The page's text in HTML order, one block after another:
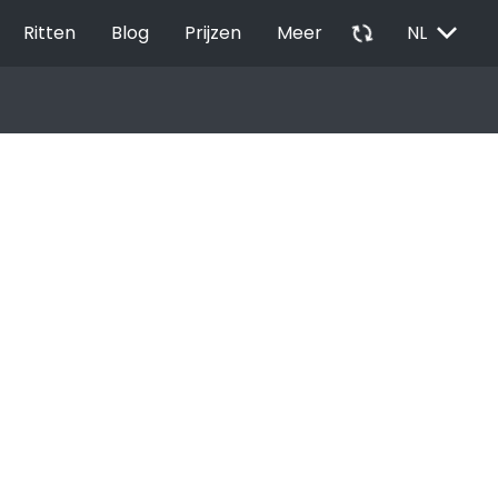
Ritten Blog Prijzen Meer autorenew NL EXPAND_MORE